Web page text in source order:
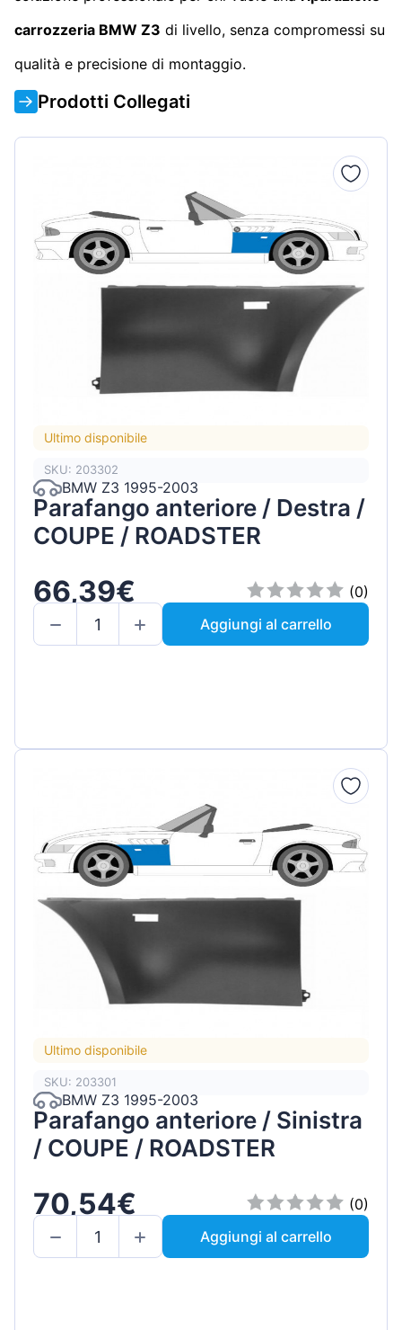
carrozzeria BMW Z3 di livello, senza compromessi su
qualità e precisione di montaggio.
Prodotti Collegati
Ultimo disponibile
SKU: 203302
BMW Z3 1995-2003
Parafango anteriore / Destra /
COUPE / ROADSTER
66,39€
(0)
Aggiungi al carrello
Ultimo disponibile
SKU: 203301
BMW Z3 1995-2003
Parafango anteriore / Sinistra
/ COUPE / ROADSTER
70,54€
(0)
Aggiungi al carrello